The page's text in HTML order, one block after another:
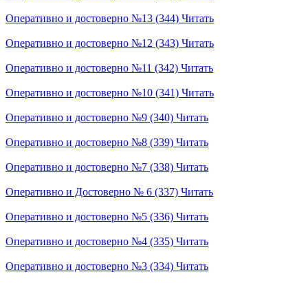
Оперативно и достоверно №13 (344) Читать
Оперативно и достоверно №12 (343) Читать
Оперативно и достоверно №11 (342) Читать
Оперативно и достоверно №10 (341) Читать
Оперативно и достоверно №9 (340) Читать
Оперативно и достоверно №8 (339) Читать
Оперативно и достоверно №7 (338) Читать
Оперативно и Достоверно № 6 (337) Читать
Оперативно и достоверно №5 (336) Читать
Оперативно и достоверно №4 (335) Читать
Оперативно и достоверно №3 (334) Читать